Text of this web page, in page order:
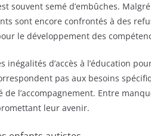
souvent semé d’embûches.
sont encore confrontés à des
le développement des
inégalités d’accès à l’éducation
pas aux besoins
l’accompagnement. Entre
leur avenir.